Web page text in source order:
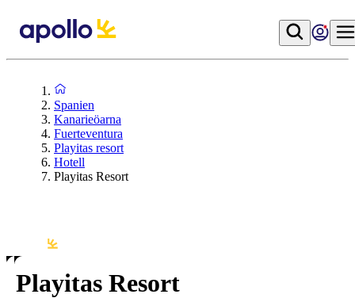
Spanien
Kanarieöarna
Fuerteventura
Playitas resort
Hotell
Playitas Resort
Playitas Resort